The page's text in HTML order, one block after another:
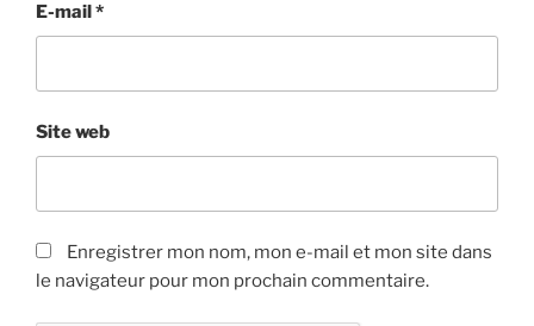
E-mail *
Site web
Enregistrer mon nom, mon e-mail et mon site dans
le navigateur pour mon prochain commentaire.